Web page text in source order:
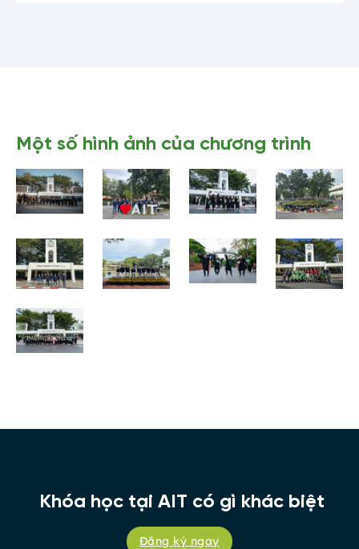
Một số hình ảnh của chương trình
Khóa học tại AIT có gì khác biệt
Đăng ký ngay